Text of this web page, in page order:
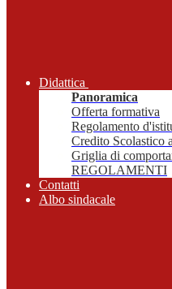
Didattica
Panoramica
Offerta formativa
Regolamento
Credito Scolastico
Griglia di
REGOLAMENTI
Contatti
Albo sindacale